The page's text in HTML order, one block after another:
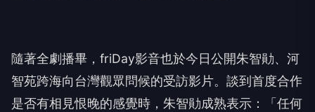
隨著全劇播畢，friDay影音也於今日公開朱智勛、河
智苑跨海向台灣觀眾問候的受訪影片。談到首度合作
是否有相見恨晚的感覺時，朱智勛成熟表示：「任何